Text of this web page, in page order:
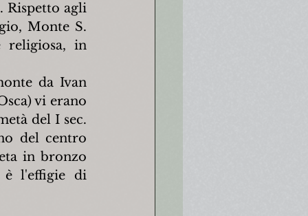
Rispetto agli
Monte S.
religiosa, in
da Ivan
vi erano
del I sec.
del centro
in bronzo
è l'effigie di